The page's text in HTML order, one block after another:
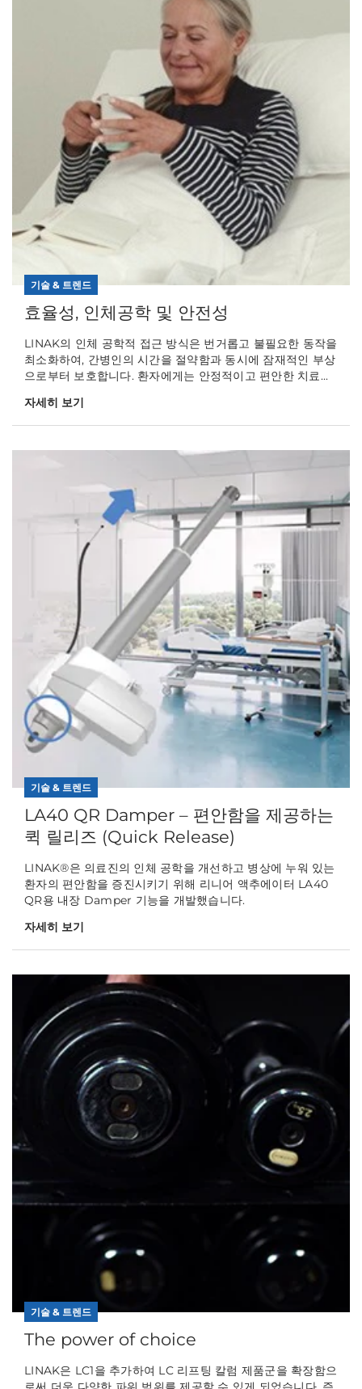
기술 & 트렌드
효율성, 인체공학 및 안전성
LINAK의 인체 공학적 접근 방식은 번거롭고 불필요한 동작을
최소화하여, 간병인의 시간을 절약함과 동시에 잠재적인 부상
으로부터 보호합니다. 환자에게는 안정적이고 편안한 치료...
자세히 보기
기술 & 트렌드
LA40 QR Damper – 편안함을 제공하는
퀵 릴리즈 (Quick Release)
LINAK®은 의료진의 인체 공학을 개선하고 병상에 누워 있는
환자의 편안함을 증진시키기 위해 리니어 액추에이터 LA40
QR용 내장 Damper 기능을 개발했습니다.
자세히 보기
기술 & 트렌드
The power of choice
LINAK은 LC1을 추가하여 LC 리프팅 칼럼 제품군을 확장함으